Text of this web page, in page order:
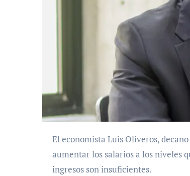
El economista Luis Oliveros,
aumentar los salarios a los niveles
ingresos son insuficientes.